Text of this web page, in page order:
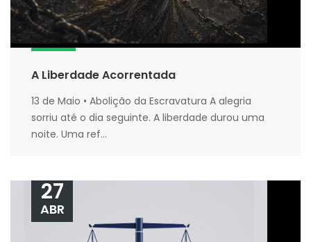
A Liberdade Acorrentada
13 de Maio • Abolição da Escravatura A alegria
sorriu até o dia seguinte. A liberdade durou uma
noite. Uma ref...
27
ABR